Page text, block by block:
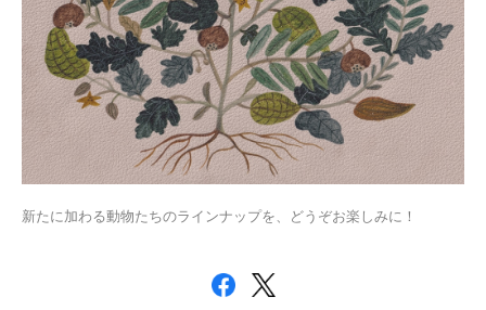
新たに加わる動物たちのラインナップを、どうぞお楽しみに！